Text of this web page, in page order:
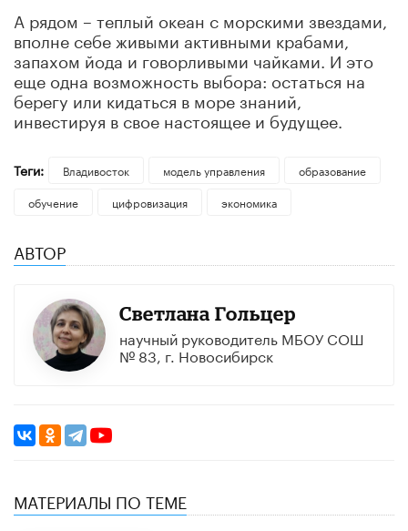
А рядом – теплый океан с морскими звездами,
вполне себе живыми активными крабами,
запахом йода и говорливыми чайками. И это
еще одна возможность выбора: остаться на
берегу или кидаться в море знаний,
инвестируя в свое настоящее и будущее.
Теги: Владивосток модель управления
образование
обучение
цифровизация экономика
АВТОР
Cветлана Гольцер
научный руководитель МБОУ СОШ
№ 83, г. Новосибирск
МАТЕРИАЛЫ ПО ТЕМЕ